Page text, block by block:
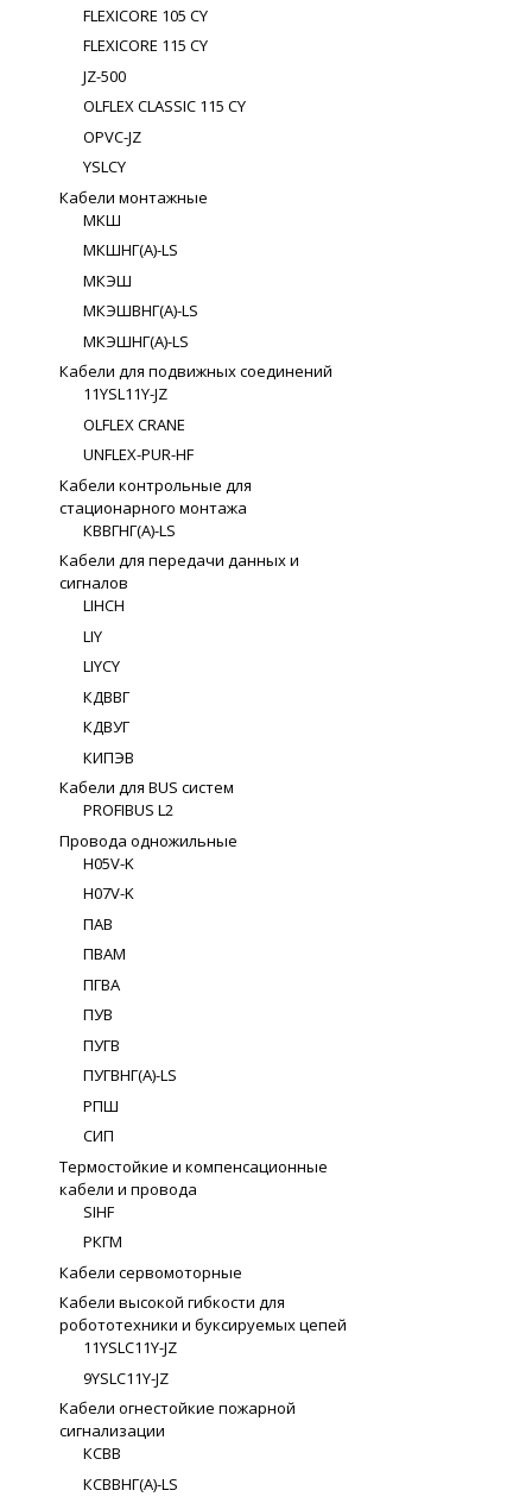
FLEXICORE 105 CY
FLEXICORE 115 CY
JZ-500
OLFLEX CLASSIC 115 CY
OPVC-JZ
YSLCY
Кабели монтажные
МКШ
МКШНГ(A)-LS
МКЭШ
МКЭШВНГ(A)-LS
МКЭШНГ(A)-LS
Кабели для подвижных соединений
11YSL11Y-JZ
OLFLEX CRANE
UNFLEX-PUR-HF
Кабели контрольные для
стационарного монтажа
КВВГНГ(A)-LS
Кабели для передачи данных и
сигналов
LIHCH
LIY
LIYCY
КДВВГ
КДВУГ
КИПЭВ
Кабели для BUS систем
PROFIBUS L2
Провода одножильные
H05V-K
H07V-K
ПАВ
ПВАМ
ПГВА
ПУВ
ПУГВ
ПУГВНГ(A)-LS
РПШ
СИП
Термостойкие и компенсационные
кабели и провода
SIHF
РКГМ
Кабели сервомоторные
Кабели высокой гибкости для
робототехники и буксируемых цепей
11YSLC11Y-JZ
9YSLC11Y-JZ
Кабели огнестойкие пожарной
сигнализации
КСВВ
КСВВНГ(A)-LS